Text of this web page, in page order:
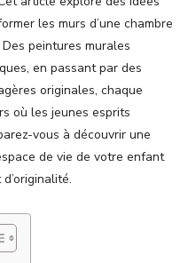
les murs d’une chambre
peintures murales
en passant par des
originales, chaque
où les jeunes esprits
vous à découvrir une
de vie de votre enfant